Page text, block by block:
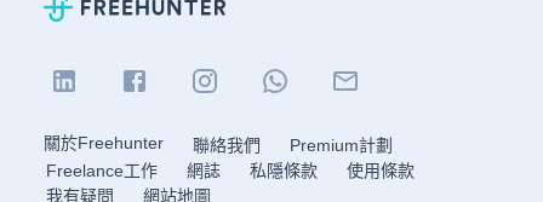
關於Freehunter 聯絡我們
Premium計劃
Freelance工作
網誌 私隱條款
使用條款
我有疑問
網站地圖